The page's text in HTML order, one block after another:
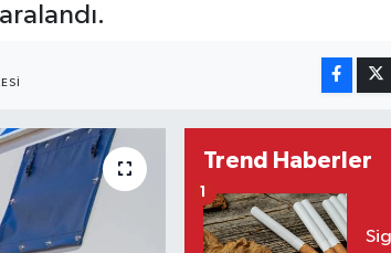
Trend Haberler
1